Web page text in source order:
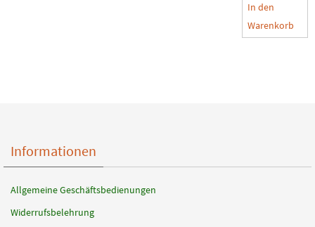
In den
Warenkorb
Informationen
Allgemeine Geschäftsbedienungen
Widerrufsbelehrung